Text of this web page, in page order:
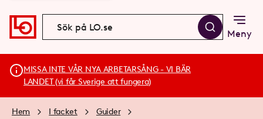
Meny
MISSA INTE VÅR NYA ARBETARSÅNG - VI BÄR
LANDET (vi får Sverige att fungera)
Hem I facket
Guider